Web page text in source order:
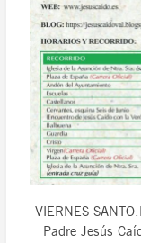
VIERNES
Padre Jesús